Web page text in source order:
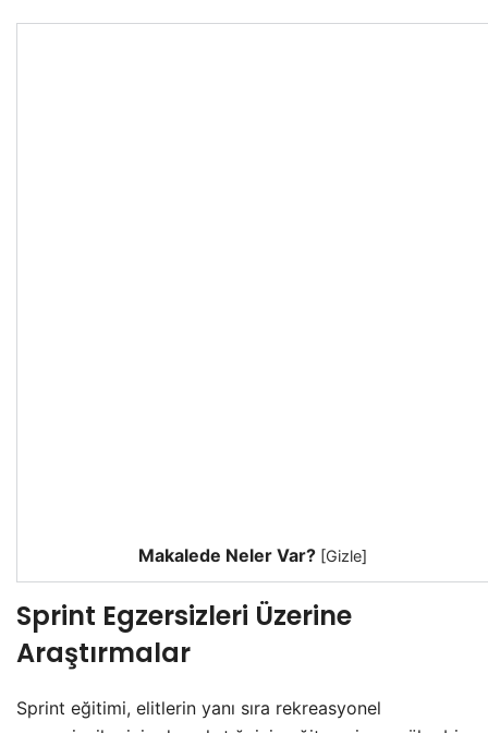
Makalede Neler Var? [Gizle]
Sprint Egzersizleri Üzerine
Araştırmalar
Sprint eğitimi, elitlerin yanı sıra rekreasyonel